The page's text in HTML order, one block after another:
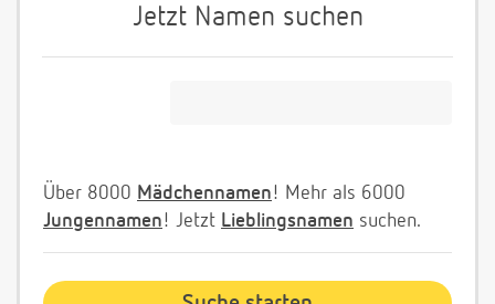
Jetzt Namen suchen
Über 8000 Mädchennamen! Mehr als 6000
Jungennamen! Jetzt Lieblingsnamen suchen.